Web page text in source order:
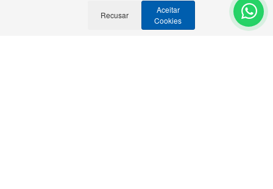
Selos e Certificações- Veja todas as Parcerias Premiadas
Recusar
Aceitar
Cookies